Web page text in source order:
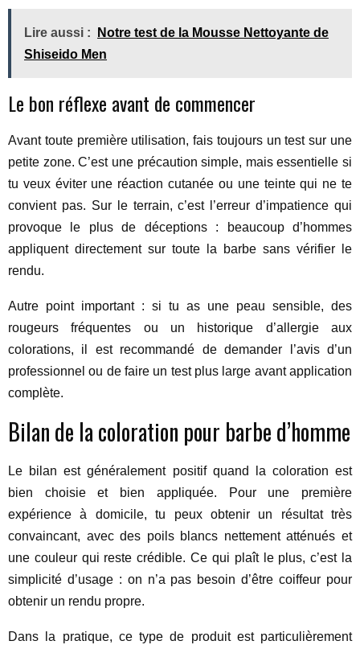
Lire aussi :
Notre test de la Mousse Nettoyante de
Shiseido Men
Le bon réflexe avant de commencer
Avant toute première utilisation, fais toujours un test sur une
petite zone. C’est une précaution simple, mais essentielle si
tu veux éviter une réaction cutanée ou une teinte qui ne te
convient pas. Sur le terrain, c’est l’erreur d’impatience qui
provoque le plus de déceptions : beaucoup d’hommes
appliquent directement sur toute la barbe sans vérifier le
rendu.
Autre point important : si tu as une peau sensible, des
rougeurs fréquentes ou un historique d’allergie aux
colorations, il est recommandé de demander l’avis d’un
professionnel ou de faire un test plus large avant application
complète.
Bilan de la coloration pour barbe d’homme
Le bilan est généralement positif quand la coloration est
bien choisie et bien appliquée. Pour une première
expérience à domicile, tu peux obtenir un résultat très
convaincant, avec des poils blancs nettement atténués et
une couleur qui reste crédible. Ce qui plaît le plus, c’est la
simplicité d’usage : on n’a pas besoin d’être coiffeur pour
obtenir un rendu propre.
Dans la pratique, ce type de produit est particulièrement